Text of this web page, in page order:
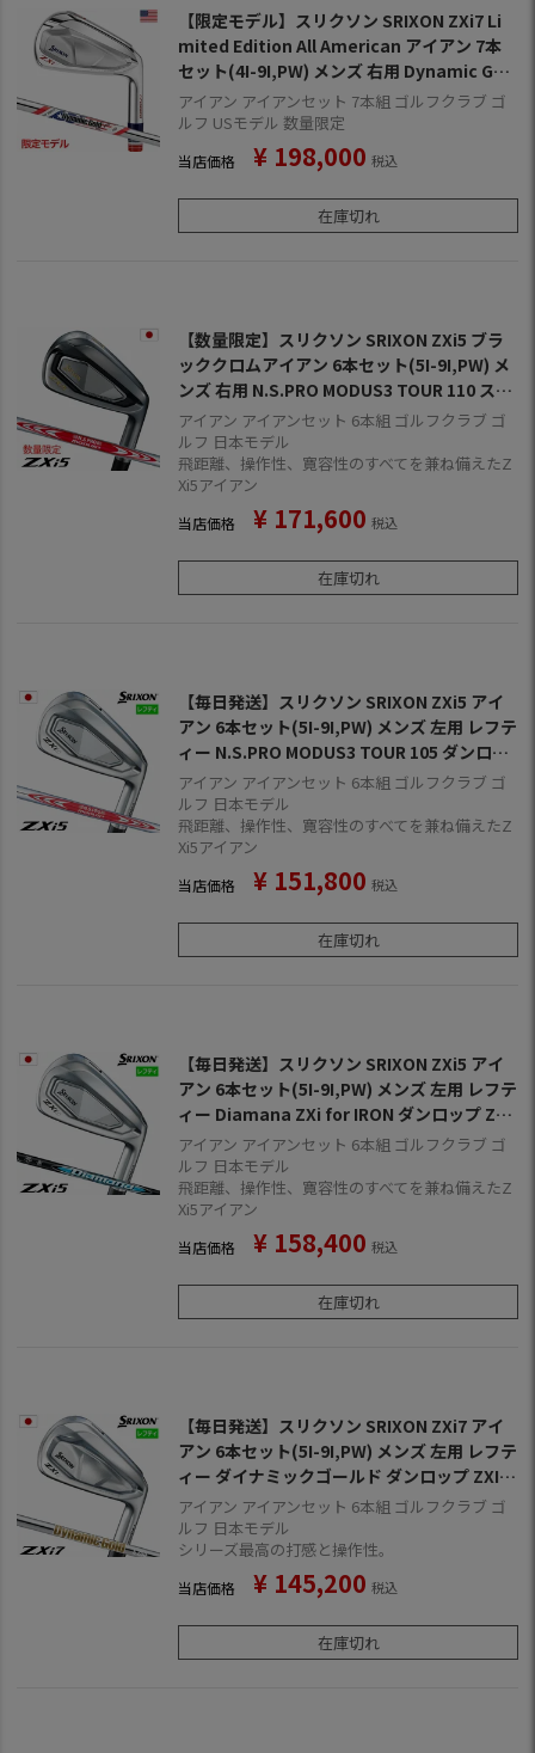
【限定モデル】スリクソン SRIXON ZXi7 Li
mited Edition All American アイアン 7本
セット(4I-9I,PW) メンズ 右用 Dynamic Gol
d Mid 115 スチールシャフト ダンロップ ゴル
フクラブ 2025年モデル USA直輸入品 並行輸
アイアン アイアンセット 7本組 ゴルフクラブ ゴ
ルフ USモデル 数量限定
当店価格 ¥ 198,000 税込
在庫切れ
【数量限定】スリクソン SRIXON ZXi5 ブラ
ッククロムアイアン 6本セット(5I-9I,PW) メ
ンズ 右用 N.S.PRO MODUS3 TOUR 110 スチ
ールシャフト ダンロップ ZXI ゴルフ クラブ 2
025年モデル 日本正規品
アイアン アイアンセット 6本組 ゴルフクラブ ゴ
ルフ 日本モデル
飛距離、操作性、寛容性のすべてを兼ね備えたZ
Xi5アイアン
当店価格 ¥ 171,600 税込
在庫切れ
【毎日発送】スリクソン SRIXON ZXi5 アイ
アン 6本セット(5I-9I,PW) メンズ 左用 レフテ
ィー N.S.PRO MODUS3 TOUR 105 ダンロッ
プ ZXI ゴルフ クラブ 2025年モデル 日本正規
品 2024年11月9日発売
アイアン アイアンセット 6本組 ゴルフクラブ ゴ
ルフ 日本モデル
飛距離、操作性、寛容性のすべてを兼ね備えたZ
Xi5アイアン
当店価格 ¥ 151,800 税込
在庫切れ
【毎日発送】スリクソン SRIXON ZXi5 アイ
アン 6本セット(5I-9I,PW) メンズ 左用 レフテ
ィー Diamana ZXi for IRON ダンロップ ZXI
ゴルフ クラブ 2025年モデル 日本正規品 202
4年11月9日発売
アイアン アイアンセット 6本組 ゴルフクラブ ゴ
ルフ 日本モデル
飛距離、操作性、寛容性のすべてを兼ね備えたZ
Xi5アイアン
当店価格 ¥ 158,400 税込
在庫切れ
【毎日発送】スリクソン SRIXON ZXi7 アイ
アン 6本セット(5I-9I,PW) メンズ 左用 レフテ
ィー ダイナミックゴールド ダンロップ ZXI
ゴルフ クラブ 2025年モデル 日本正規品 202
4年11月9日発売
アイアン アイアンセット 6本組 ゴルフクラブ ゴ
ルフ 日本モデル
シリーズ最高の打感と操作性。
当店価格 ¥ 145,200 税込
在庫切れ